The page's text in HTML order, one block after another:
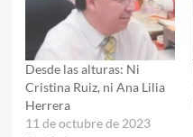
Desde las alturas: Ni
Cristina Ruiz, ni Ana Lilia
Herrera
11 de octubre de 2023